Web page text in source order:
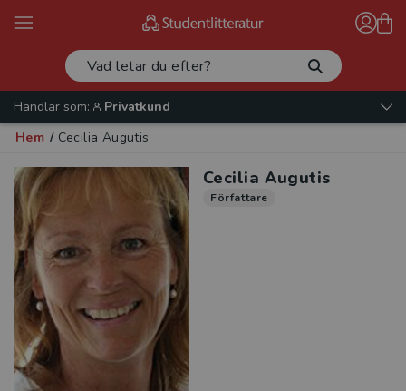
Handlar som:
Privatkund
Hem / Cecilia Augutis
Cecilia Augutis
Författare